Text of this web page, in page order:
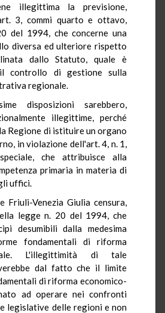
illegittima la previsione,
3, commi quarto e ottavo,
del 1994, che concerne una
diversa ed ulteriore rispetto
dallo Statuto, quale è
il controllo di gestione sulla
regionale.
disposizioni sarebbero,
illegittime, perché
Regione di istituire un organo
in violazione dell'art. 4, n. 1,
che attribuisce alla
primaria in materia di
uffici.
Friuli-VeneziaGiulia censura,
legge n. 20 del 1994, che
desumibili dalla medesima
fondamentali di riforma
L'illegittimità di tale
dal fatto che il limite
di riforma economico-
ad operare nei confronti
legislative delle regioni e non